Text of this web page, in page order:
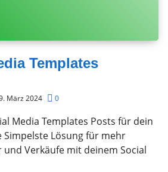
Templates
März 2024 0
Media Templates Posts für dein
Simpelste Lösung für mehr
und Verkäufe mit deinem Social